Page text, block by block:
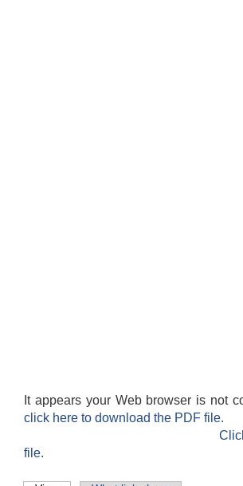
It appears your Web browser is not
click here to download the PDF file.
file.